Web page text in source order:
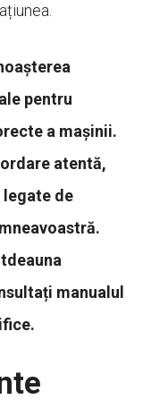
pentru
a mașinii.
atentă,
de
manualul